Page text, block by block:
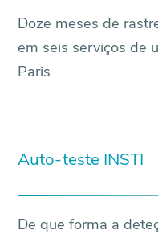
Doze meses de
em seis serviços de
Paris
Auto-teste INSTI
De que forma a